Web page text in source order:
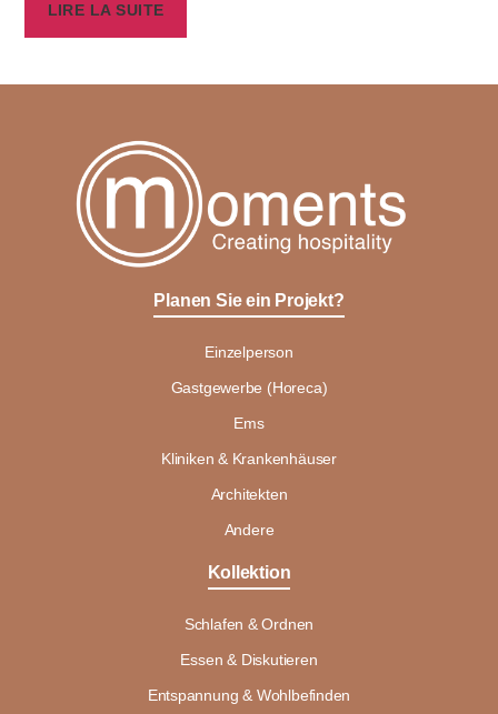
LIRE LA SUITE
Planen Sie ein Projekt?
Einzelperson
Gastgewerbe (Horeca)
Ems
Kliniken & Krankenhäuser
Architekten
Andere
Kollektion
Schlafen & Ordnen
Essen & Diskutieren
Entspannung & Wohlbefinden